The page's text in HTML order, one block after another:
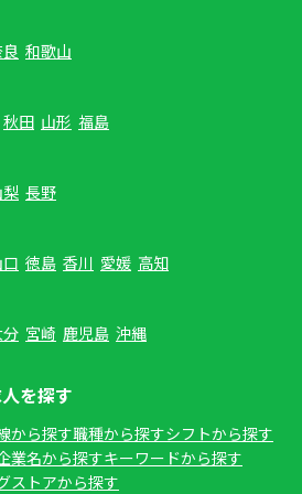
和歌山
秋田 山形 福島
梨 長野
徳島 香川 愛媛 高知
宮崎 鹿児島 沖縄
を探す
から探す職種から探すシフトから探す
業名から探すキーワードから探す
ストアから探す